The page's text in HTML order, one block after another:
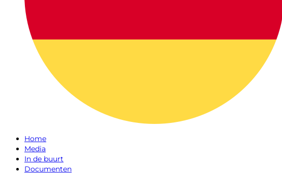
Home
Media
In de buurt
Documenten